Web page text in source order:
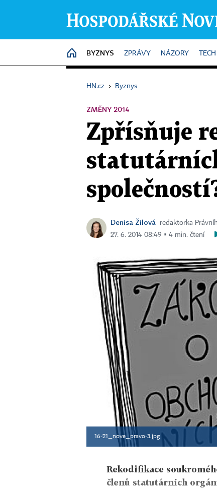
HOME
BYZNYS ZPRÁVY NÁZORY TECH
HN.cz › Byznys
ZMĚNY 2014
Zpřísňuje
Denisa Žilová
redaktorka
27. 6. 2014 08:49 ▪ 4 min. čtení
16-21_nove_pravo-3.jpg
Rekodifikace
členů statutárních